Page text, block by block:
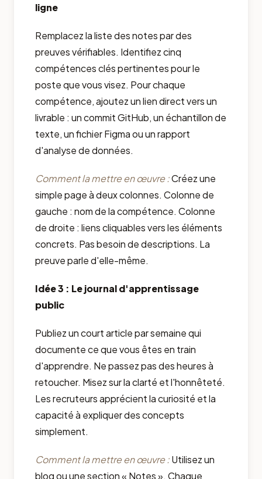
ligne
Remplacez la liste des notes par des
preuves vérifiables. Identifiez cinq
compétences clés pertinentes pour le
poste que vous visez. Pour chaque
compétence, ajoutez un lien direct vers un
livrable : un commit GitHub, un échantillon de
texte, un fichier Figma ou un rapport
d'analyse de données.
Comment la mettre en œuvre :Créez une
simple page à deux colonnes. Colonne de
gauche : nom de la compétence. Colonne
de droite : liens cliquables vers les éléments
concrets. Pas besoin de descriptions. La
preuve parle d'elle-même.
Idée 3 : Le journal d'apprentissage
public
Publiez un court article par semaine qui
documente ce que vous êtes en train
d'apprendre. Ne passez pas des heures à
retoucher. Misez sur la clarté et l'honnêteté.
Les recruteurs apprécient la curiosité et la
capacité à expliquer des concepts
simplement.
Comment la mettre en œuvre :Utilisez un
blog ou une section « Notes ». Chaque